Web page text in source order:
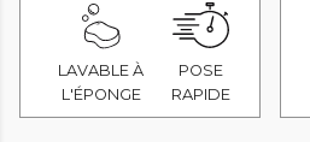
LAVABLE À
L'ÉPONGE
POSE
RAPIDE